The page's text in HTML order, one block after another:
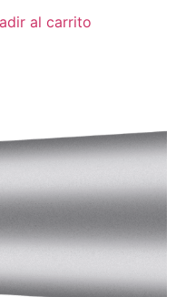
al carrito